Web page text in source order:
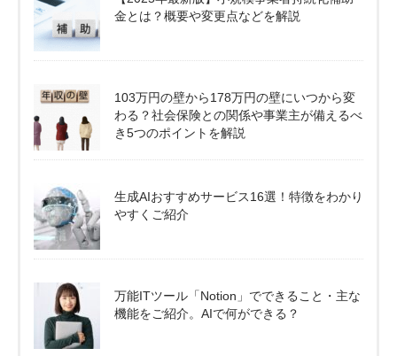
金とは？概要や変更点などを解説
103万円の壁から178万円の壁にいつから変
わる？社会保険との関係や事業主が備えるべ
き5つのポイントを解説
生成AIおすすめサービス16選！特徴をわかり
やすくご紹介
万能ITツール「Notion」でできること・主な
機能をご紹介。AIで何ができる？